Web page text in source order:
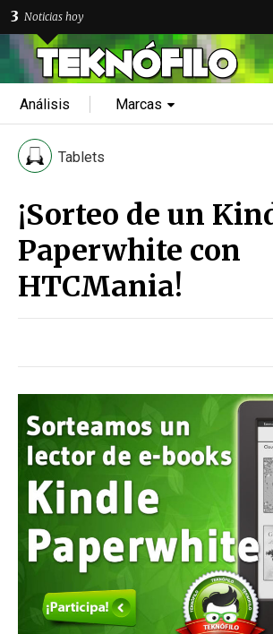
3 Noticias hoy
Análisis Marcas
Tablets
¡Sorteo de un
Paperwhite con
HTCMania!